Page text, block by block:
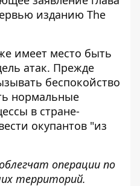
изданию The
имеет место быть
атак. Прежде
беспокойство
нормальные
в стране-
окупантов "из
операции по
территорий.